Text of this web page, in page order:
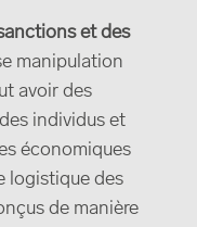
et des
manipulation
avoir des
individus et
économiques
logistique des
de manière